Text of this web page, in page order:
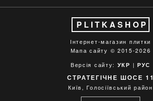
PLITKASHOP
Інтернет-магазин плитки
Мапа сайту © 2015-2026
Версія сайту: УКР | РУС
СТРАТЕГІЧНЕ ШОСЕ 11
Київ, Голосіївський район